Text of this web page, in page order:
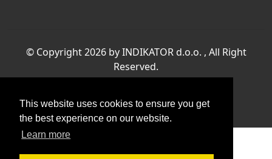
This website uses cookies to ensure you get
the best experience on our website.
Learn more
© Copyright 2026 by INDIKATOR d.o.o. , All Right
Reserved.
Powered by THYME SYSTEMS doo